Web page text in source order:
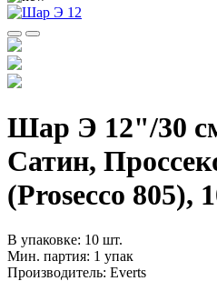
Шар Э 12"/30
Сатин,
(Prosecco 805),
В упаковке: 10 шт.
Мин. партия: 1 упак
Производитель: Everts